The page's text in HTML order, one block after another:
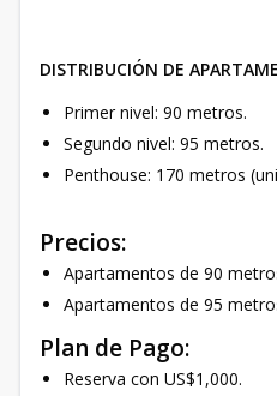
DISTRIBUCIÓN DE
Primer nivel: 90 metros.
Segundo nivel: 95 metros.
Penthouse: 170 metros
Precios:
Apartamentos de 90
Apartamentos de 95
Plan de Pago:
Reserva con US$1,000.